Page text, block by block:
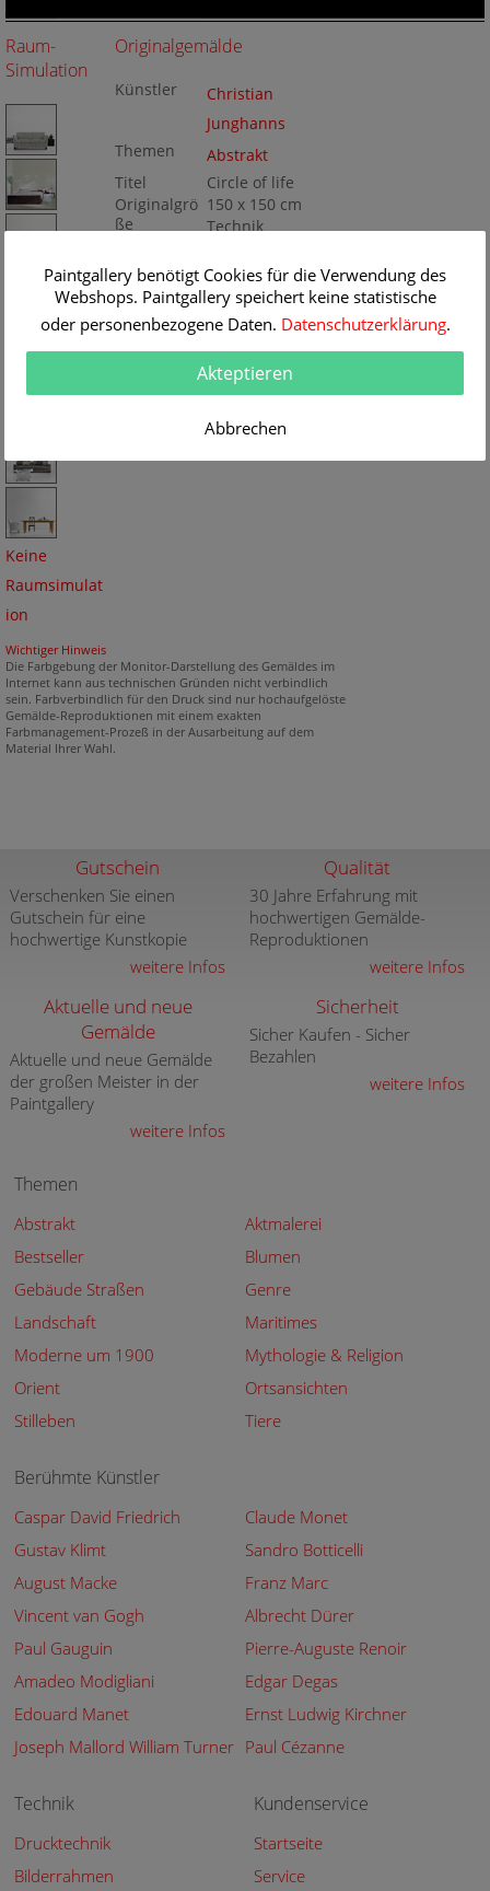
Raum-
Simulation
Keine
Raumsimulat
ion
Originalgemälde
Künstler
Christian
Junghanns
Themen
Abstrakt
Titel
Circle of life
Originalgrö
ße
150 x 150 cm
Technik
Nr
JU182474
Wichtiger Hinweis
Die Farbgebung der Monitor-Darstellung des Gemäldes im
Internet kann aus technischen Gründen nicht verbindlich
sein. Farbverbindlich für den Druck sind nur hochaufgelöste
Gemälde-Reproduktionen mit einem exakten
Farbmanagement-Prozeß in der Ausarbeitung auf dem
Material Ihrer Wahl.
Gutschein
Verschenken Sie einen
Gutschein für eine
hochwertige Kunstkopie
weitere Infos
Qualität
30 Jahre Erfahrung mit
hochwertigen Gemälde-
Reproduktionen
weitere Infos
Aktuelle und neue
Gemälde
Aktuelle und neue Gemälde
der großen Meister in der
Paintgallery
weitere Infos
Sicherheit
Sicher Kaufen - Sicher
Bezahlen
weitere Infos
Themen
Abstrakt
Aktmalerei
Bestseller
Blumen
Gebäude Straßen
Genre
Landschaft
Maritimes
Moderne um 1900
Mythologie & Religion
Orient
Ortsansichten
Stilleben
Tiere
Berühmte Künstler
Caspar David Friedrich
Claude Monet
Gustav Klimt
Sandro Botticelli
August Macke
Franz Marc
Vincent van Gogh
Albrecht Dürer
Paul Gauguin
Pierre-Auguste Renoir
Amadeo Modigliani
Edgar Degas
Edouard Manet
Ernst Ludwig Kirchner
Joseph Mallord William Turner Paul Cézanne
Technik
Drucktechnik
Bilderrahmen
Kundenservice
Startseite
Service
Paintgallery benötigt Cookies für die Verwendung des
Webshops. Paintgallery speichert keine statistische
oder personenbezogene Daten. Datenschutzerklärung.
Akteptieren
Abbrechen